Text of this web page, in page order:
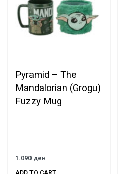
Pyramid – The
Mandalorian (Grogu)
Fuzzy Mug
1.090 ден